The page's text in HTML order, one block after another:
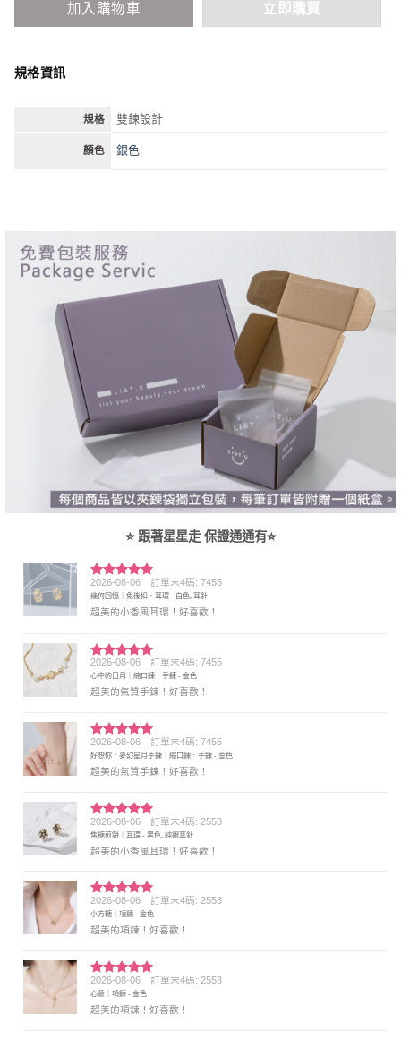
加入購物車 立即購買
規格資訊
規格 雙鍊設計
顏色 銀色
⭐ 跟著星星走 保證通通有⭐
評分5滿
分 5
2026-08-06 訂單末4碼: 7455
幾何回憶｜免後扣．耳環 - 白色, 耳針
超美的小香風耳環！好喜歡！
評分5 滿
分 5
2026-08-06 訂單末4碼: 7455
心中的日月｜縮口鍊．手鍊 - 金色
超美的氣質手鍊！好喜歡！
評分5 滿
分 5
2026-08-06 訂單末4碼: 7455
好想你．夢幻星月手鍊｜縮口鍊．手鍊 - 金色
超美的氣質手鍊！好喜歡！
評分5滿
分 5
2026-08-06 訂單末4碼: 2553
焦糖煎餅｜耳環 - 黑色, 純銀耳針
超美的小香風耳環！好喜歡！
評分5 滿
分 5
2026-08-06 訂單末4碼: 2553
小方糖｜項鍊 - 金色
超美的項鍊！好喜歡！
評分5 滿
分 5
2026-08-06 訂單末4碼: 2553
心意｜項鍊 - 金色
超美的項鍊！好喜歡！